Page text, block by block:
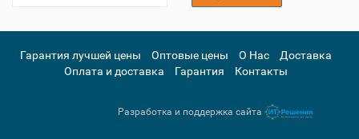
Гарантия лучшей цены Оптовые цены О Нас
Доставка
Оплата и доставка
Гарантия Контакты
Разработка и поддержка сайта